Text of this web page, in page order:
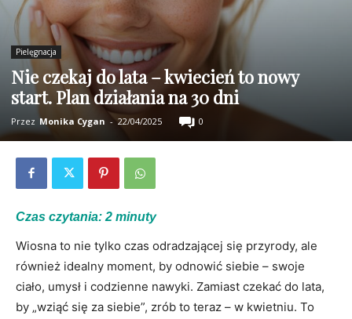
Pielęgnacja
Nie czekaj do lata – kwiecień to nowy
start. Plan działania na 30 dni
Przez Monika Cygan - 22/04/2025 0
Czas czytania: 2 minuty
Wiosna to nie tylko czas odradzającej się przyrody, ale
również idealny moment, by odnowić siebie – swoje
ciało, umysł i codzienne nawyki. Zamiast czekać do lata,
by „wziąć się za siebie”, zrób to teraz – w kwietniu. To